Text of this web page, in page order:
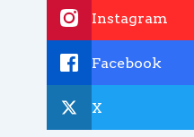
Instagram
Facebook
X